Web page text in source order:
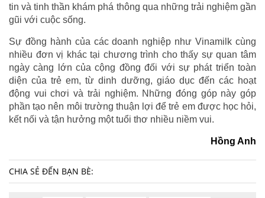
tin và tinh thần khám phá thông qua những trải nghiệm gần
gũi với cuộc sống.
Sự đồng hành của các doanh nghiệp như Vinamilk cùng
nhiều đơn vị khác tại chương trình cho thấy sự quan tâm
ngày càng lớn của cộng đồng đối với sự phát triển toàn
diện của trẻ em, từ dinh dưỡng, giáo dục đến các hoạt
động vui chơi và trải nghiệm. Những đóng góp này góp
phần tạo nên môi trường thuận lợi để trẻ em được học hỏi,
kết nối và tận hưởng một tuổi thơ nhiều niềm vui.
Hồng Anh
CHIA SẺ ĐẾN BẠN BÈ: